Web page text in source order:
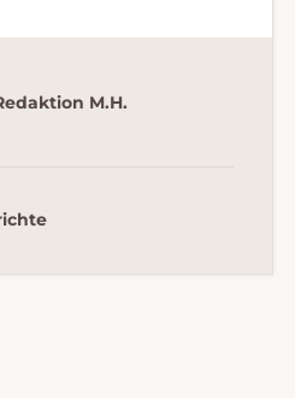
M.H.